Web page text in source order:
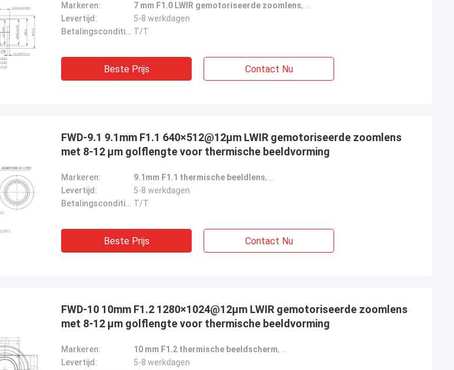
Markeren: 7 mm F1.0 LWIR gemotoriseerde zoomlens,
Levertijd:
5-8 werkdagen
Betalingscondities: T/T
Beste Prijs Contact Nu
FWD-9.1 9.1mm F1.1 640×512@12μm LWIR gemotoriseerde zoomlens
met 8-12 μm golflengte voor thermische beeldvorming
Markeren: 9.1mm F1.1 thermische beeldlens,
Levertijd:
5-8 werkdagen
Betalingscondities: T/T
Beste Prijs Contact Nu
FWD-10 10mm F1.2 1280×1024@12μm LWIR gemotoriseerde zoomlens
met 8-12 μm golflengte voor thermische beeldvorming
Markeren: 10 mm F1.2 thermische beeldscherm,
Levertijd:
5-8 werkdagen